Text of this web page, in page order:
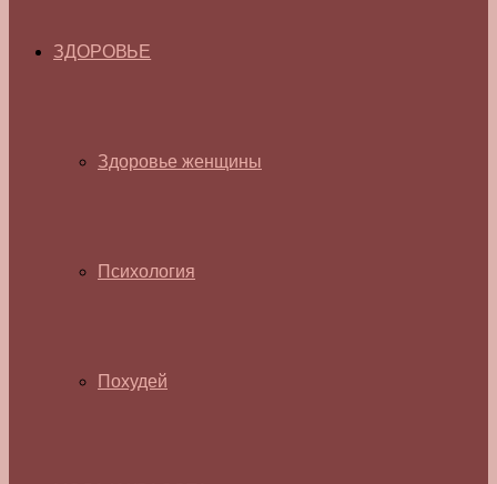
ЗДОРОВЬЕ
Здоровье женщины
Психология
Похудей